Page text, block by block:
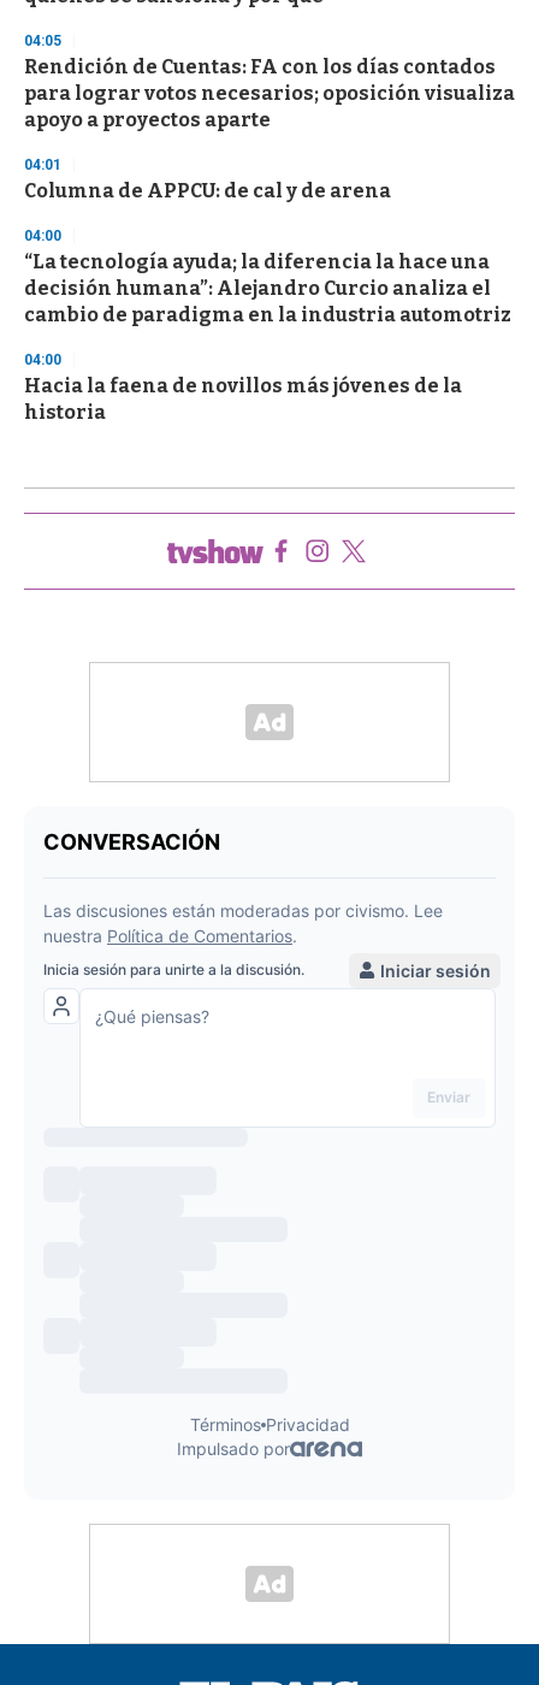
04:05
Rendición de Cuentas: FA con los días contados
para lograr votos necesarios; oposición visualiza
apoyo a proyectos aparte
04:01
Columna de APPCU: de cal y de arena
04:00
“La tecnología ayuda; la diferencia la hace una
decisión humana”: Alejandro Curcio analiza el
cambio de paradigma en la industria automotriz
04:00
Hacia la faena de novillos más jóvenes de la
historia